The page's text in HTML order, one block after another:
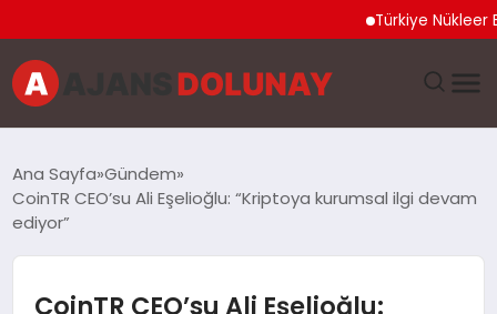
Türkiye Nükleer Bilim
EĞITIM
Ana Sayfa Gündem
CoinTR CEO’su Ali Eşelioğlu: “Kriptoya kurumsal ilgi devam
ediyor”
CoinTR CEO’su Ali Eşelioğlu: